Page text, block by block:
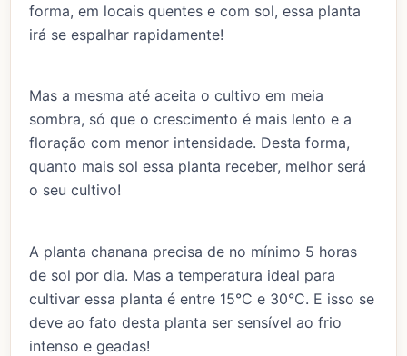
forma, em locais quentes e com sol, essa planta
irá se espalhar rapidamente!
Mas a mesma até aceita o cultivo em meia
sombra, só que o crescimento é mais lento e a
floração com menor intensidade. Desta forma,
quanto mais sol essa planta receber, melhor será
o seu cultivo!
A planta chanana precisa de no mínimo 5 horas
de sol por dia. Mas a temperatura ideal para
cultivar essa planta é entre 15°C e 30°C. E isso se
deve ao fato desta planta ser sensível ao frio
intenso e geadas!